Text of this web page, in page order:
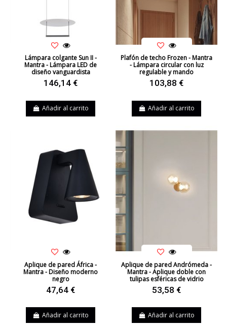
Lámpara colgante Sun II -
Mantra - Lámpara LED de
diseño vanguardista
146,14 €
Añadir al carrito
Plafón de techo Frozen - Mantra
- Lámpara circular con luz
regulable y mando
103,88 €
Añadir al carrito
Aplique de pared África -
Mantra - Diseño moderno
negro
47,64 €
Añadir al carrito
Aplique de pared Andrómeda -
Mantra - Aplique doble con
tulipas esféricas de vidrio
53,58 €
Añadir al carrito